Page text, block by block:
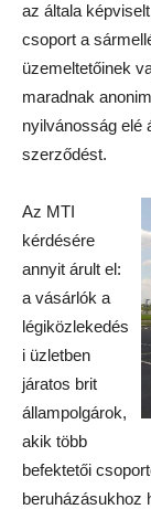
az általa
csoport a
üzemeltetőinek
maradnak
nyilvánosság elé
szerződést.
Az MTI
kérdésére
annyit árult el:
a vásárlók a
légiközlekedés
i üzletben
járatos brit
állampolgárok,
akik több
befektetői
beruházásukhoz